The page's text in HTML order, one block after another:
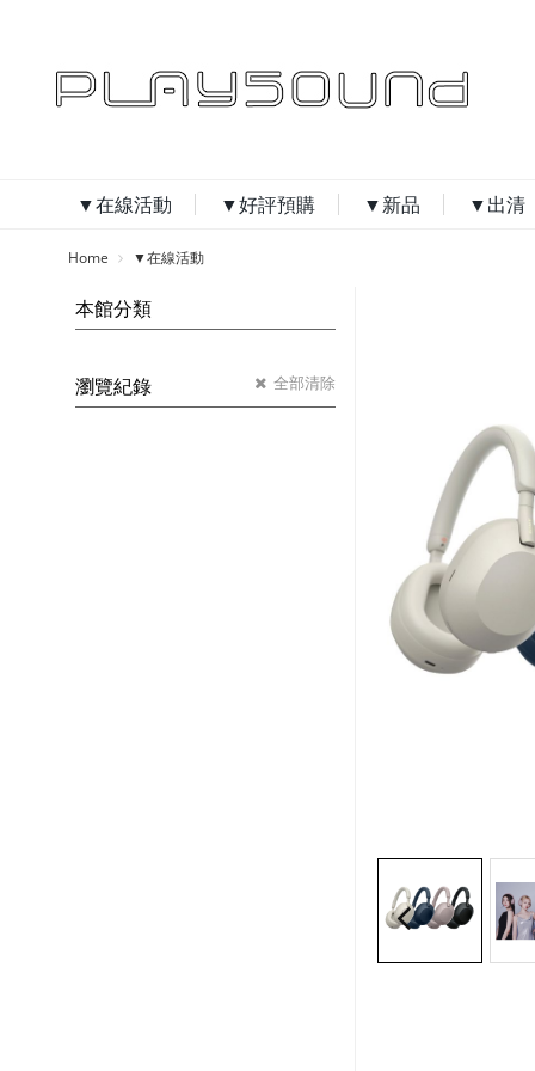
▼在線活動 ▼好評預購 ▼新品 ▼出清
Home ▼在線活動
本館分類
瀏覽紀錄 全部清除